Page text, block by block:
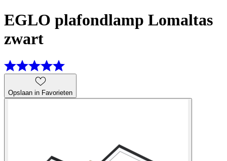
EGLO plafondlamp Lomaltas
zwart
Opslaan in Favorieten